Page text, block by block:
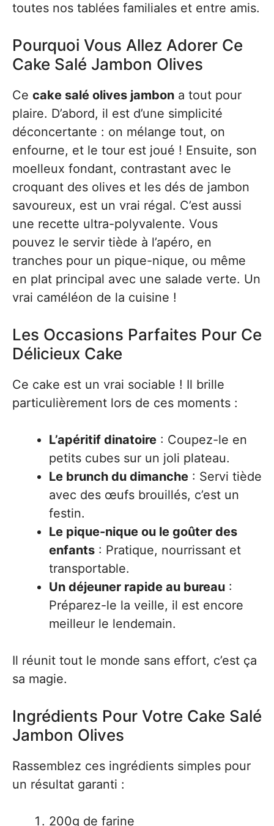
toutes nos tablées familiales et entre amis.
Pourquoi Vous Allez Adorer Ce
Cake Salé Jambon Olives
Ce cake salé olives jambon a tout pour
plaire. D’abord, il est d’une simplicité
déconcertante : on mélange tout, on
enfourne, et le tour est joué ! Ensuite, son
moelleux fondant, contrastant avec le
croquant des olives et les dés de jambon
savoureux, est un vrai régal. C’est aussi
une recette ultra-polyvalente. Vous
pouvez le servir tiède à l’apéro, en
tranches pour un pique-nique, ou même
en plat principal avec une salade verte. Un
vrai caméléon de la cuisine !
Les Occasions Parfaites Pour Ce
Délicieux Cake
Ce cake est un vrai sociable ! Il brille
particulièrement lors de ces moments :
L’apéritif dinatoire : Coupez-le en
petits cubes sur un joli plateau.
Le brunch du dimanche : Servi tiède
avec des œufs brouillés, c’est un
festin.
Le pique-nique ou le goûter des
enfants : Pratique, nourrissant et
transportable.
Un déjeuner rapide au bureau :
Préparez-le la veille, il est encore
meilleur le lendemain.
Il réunit tout le monde sans effort, c’est ça
sa magie.
Ingrédients Pour Votre Cake Salé
Jambon Olives
Rassemblez ces ingrédients simples pour
un résultat garanti :
200g de farine